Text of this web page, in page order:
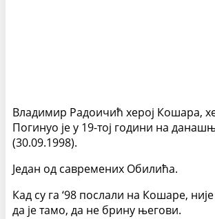
Владимир Радоичић херој Кошара,
Погинуо је у 19-тој години на
(30.09.1998).
Један од савремених Обилића.
Кад су га ‘98 послали на Кошаре,
да је тамо, да не брину његови.